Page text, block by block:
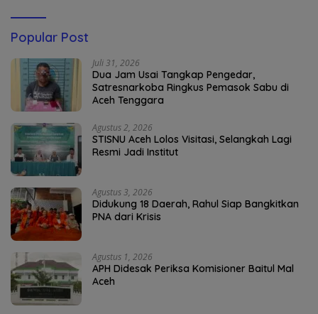
Popular Post
Juli 31, 2026
Dua Jam Usai Tangkap Pengedar,
Satresnarkoba Ringkus Pemasok Sabu di
Aceh Tenggara
Agustus 2, 2026
STISNU Aceh Lolos Visitasi, Selangkah Lagi
Resmi Jadi Institut
Agustus 3, 2026
Didukung 18 Daerah, Rahul Siap Bangkitkan
PNA dari Krisis
Agustus 1, 2026
APH Didesak Periksa Komisioner Baitul Mal
Aceh